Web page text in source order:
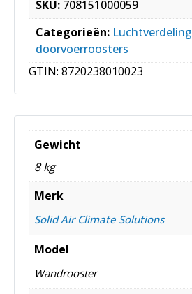
SKU: 708151000059
Categorieën: Luchtverdeling
doorvoerroosters
GTIN: 8720238010023
Gewicht
8 kg
Merk
Solid Air Climate Solutions
Model
Wandrooster